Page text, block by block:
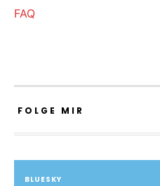
FAQ
FOLGE MIR
BLUESKY